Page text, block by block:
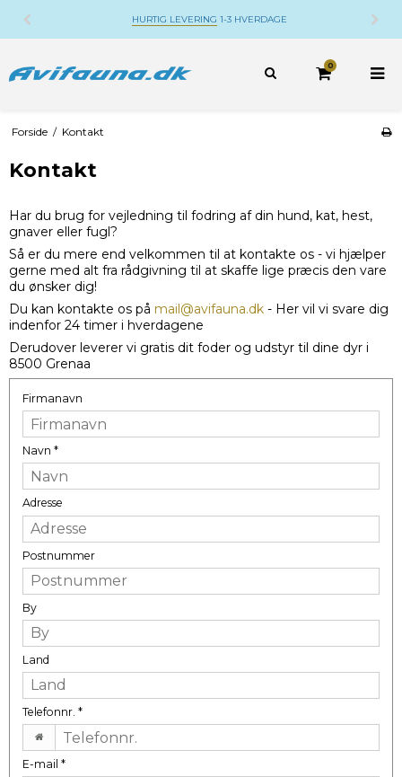
HURTIG LEVERING 1-3 HVERDAGE
0
Forside / Kontakt
Kontakt
Har du brug for vejledning til fodring af din hund, kat, hest,
gnaver eller fugl?
Så er du mere end velkommen til at kontakte os - vi hjælper
gerne med alt fra rådgivning til at skaffe lige præcis den vare
du ønsker dig!
Du kan kontakte os på mail@avifauna.dk - Her vil vi svare dig
indenfor 24 timer i hverdagene
Derudover leverer vi gratis dit foder og udstyr til dine dyr i
8500 Grenaa
Firmanavn
Navn *
Adresse
Postnummer
By
Land
Telefonnr. *
E-mail *